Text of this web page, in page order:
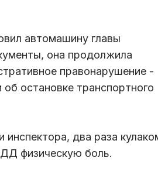
автомашину главы
она продолжила
правонарушение -
остановке транспортного
два раза
физическую боль.